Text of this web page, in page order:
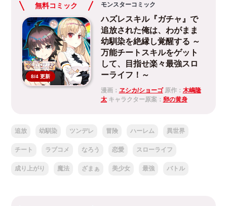
無料コミック
8/4 更新
モンスターコミック
ハズレスキル『ガチャ』で
追放された俺は、わがまま
幼馴染を絶縁し覚醒する ～
万能チートスキルをゲット
して、目指せ楽々最強スロ
ーライフ！～
漫画： ヱシカ/ショーゴ原作： 木嶋隆
太キャラクター原案： 卵の黄身
追放 幼馴染 ツンデレ 冒険 ハーレム 異世界
チート ラブコメ なろう 恋愛 スローライフ
成り上がり 魔法 ざまぁ 美少女 最強 バトル